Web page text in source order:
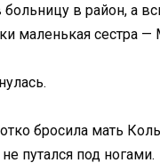
больницу в район, а
маленькая сестра —
бросила мать
путался под ногами.